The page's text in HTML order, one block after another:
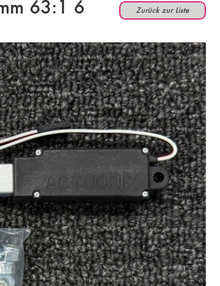
Zurück zur Liste
63:1 6